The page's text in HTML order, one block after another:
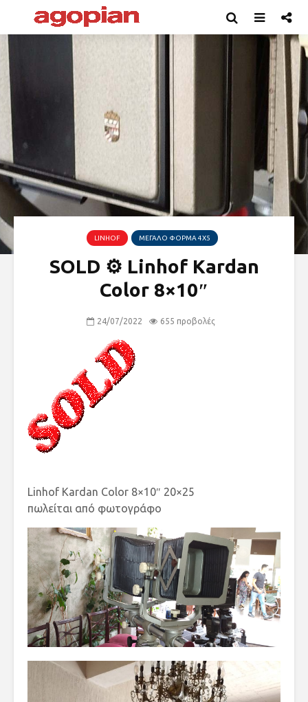
LINHOF ΜΕΓΆΛΟ ΦΟΡΜΆ 4X5
SOLD ⚙ Linhof Kardan
Color 8×10″
24/07/2022 655 προβολές
Linhof Kardan Color 8×10″ 20×25
πωλείται από φωτογράφο